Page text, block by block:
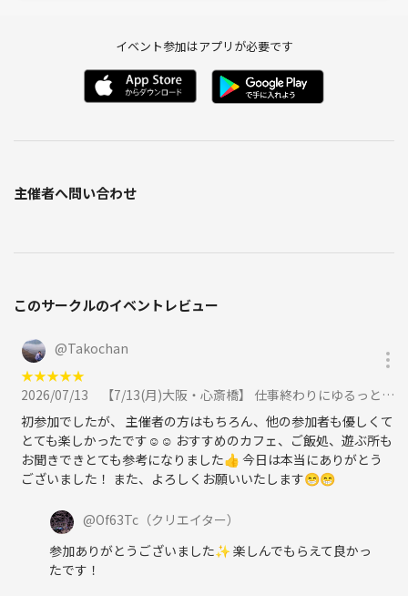
イベント参加はアプリが必要です
主催者へ問い合わせ
このサークルのイベントレビュー
@Takochan
★★★★★
2026/07/13
【7/13(月)大阪・心斎橋】 仕事終わりにゆるっと夜カフェ☕️に参加
初参加でしたが、 主催者の方はもちろん、他の参加者も優しくて
とても楽しかったです☺️☺️ おすすめのカフェ、ご飯処、遊ぶ所も
お聞きできとても参考になりました👍 今日は本当にありがとう
ございました！ また、よろしくお願いいたします😁😁
@Of63Tc （クリエイター）
参加ありがとうございました✨️ 楽しんでもらえて良かっ
たです！